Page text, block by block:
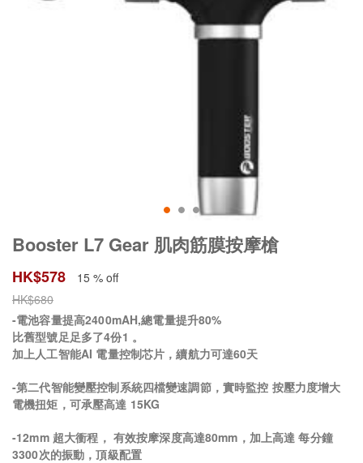
Booster L7 Gear 肌肉筋膜按摩槍
HK$578
15 % off
HK$680
-電池容量提高2400mAH,總電量提升80%
比舊型號足足多了4份1 。
加上人工智能AI 電量控制芯片，續航力可達60天
-第二代智能變壓控制系統四檔變速調節，實時監控 按壓力度增大
電機扭矩，可承壓高達 15KG
-12mm 超大衝程， 有效按摩深度高達80mm，加上高達 每分鐘
3300次的振動，頂級配置